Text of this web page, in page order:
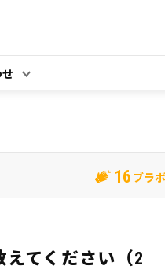
16 ブラ
てください（2